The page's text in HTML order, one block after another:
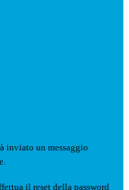
inviato un messaggio
il reset della password